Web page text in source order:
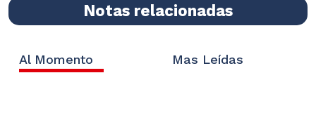
Notas relacionadas
Al Momento Mas Leídas